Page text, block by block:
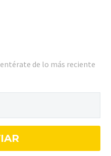
de lo más reciente